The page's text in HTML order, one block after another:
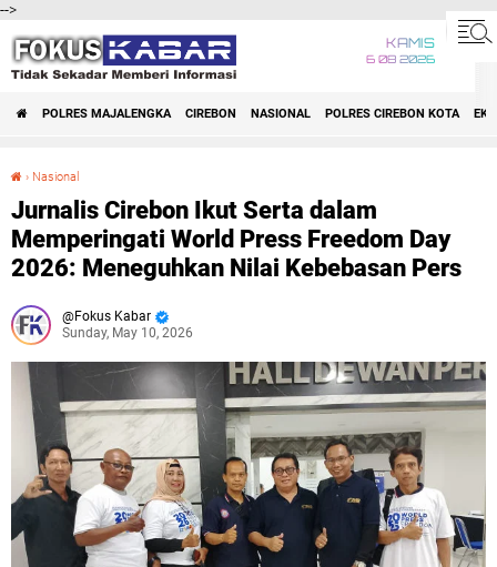
-->
KAMIS
6 08 2026
POLRES MAJALENGKA CIREBON NASIONAL POLRES CIREBON KOTA
› Nasional
Jurnalis Cirebon Ikut Serta dalam
Memperingati World Press Freedom Day
2026: Meneguhkan Nilai Kebebasan Pers
Fokus Kabar
Sunday, May 10, 2026